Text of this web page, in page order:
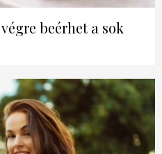
beérhet a sok